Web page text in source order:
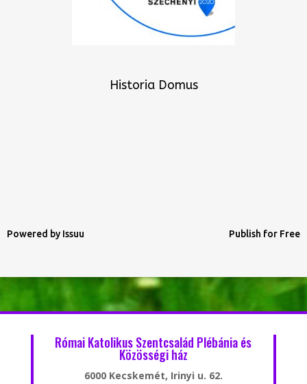
Historia Domus
Powered by Issuu Publish for Free
Római Katolikus Szentcsalád Plébánia és
Közösségi ház
6000 Kecskemét, Irinyi u. 62.